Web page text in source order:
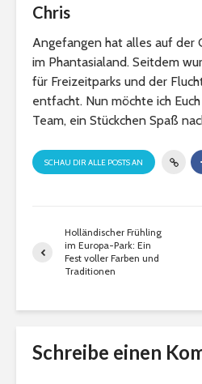
Chris
Angefangen hat alles auf der
im Phantasialand. Seitdem
für Freizeitparks und der
entfacht. Nun möchte ich
Team, ein Stückchen Spaß
SCHAU DIR ALLE POSTS AN
Holländischer Frühling
im Europa-Park: Ein
Fest voller Farben und
Traditionen
Schreibe einen